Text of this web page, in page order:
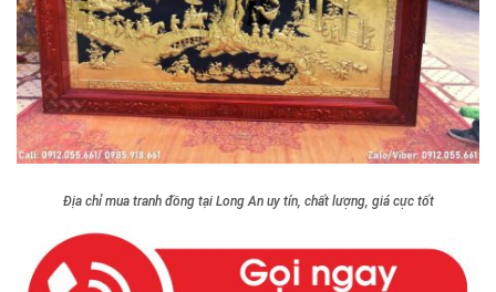
Địa chỉ mua tranh đồng tại Long An uy tín, chất lượng, giá cực tốt